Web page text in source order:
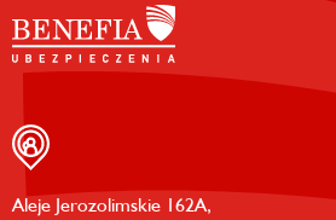
Aleje Jerozolimskie 162A,